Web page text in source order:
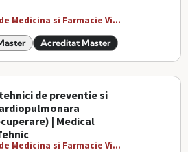
Medicina si Farmacie Vi...
Acreditat Master
de preventie si
| Medical
Medicina si Farmacie Vi...